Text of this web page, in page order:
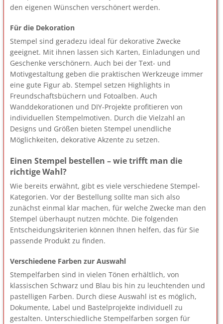
den eigenen Wünschen verschönert werden.
Für die Dekoration
Stempel sind geradezu ideal für dekorative Zwecke
geeignet. Mit ihnen lassen sich Karten, Einladungen und
Geschenke verschönern. Auch bei der Text- und
Motivgestaltung geben die praktischen Werkzeuge immer
eine gute Figur ab. Stempel setzen Highlights in
Freundschaftsbüchern und Fotoalben. Auch
Wanddekorationen und DIY-Projekte profitieren von
individuellen Stempelmotiven. Durch die Vielzahl an
Designs und Größen bieten Stempel unendliche
Möglichkeiten, dekorative Akzente zu setzen.
Einen Stempel bestellen – wie trifft man die
richtige Wahl?
Wie bereits erwähnt, gibt es viele verschiedene Stempel-
Kategorien. Vor der Bestellung sollte man sich also
zunächst einmal klar machen, für welche Zwecke man den
Stempel überhaupt nutzen möchte. Die folgenden
Entscheidungskriterien können Ihnen helfen, das für Sie
passende Produkt zu finden.
Verschiedene Farben zur Auswahl
Stempelfarben sind in vielen Tönen erhältlich, von
klassischen Schwarz und Blau bis hin zu leuchtenden und
pastelligen Farben. Durch diese Auswahl ist es möglich,
Dokumente, Label und Bastelprojekte individuell zu
gestalten. Unterschiedliche Stempelfarben sorgen für